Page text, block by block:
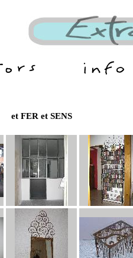
et FER et SENS